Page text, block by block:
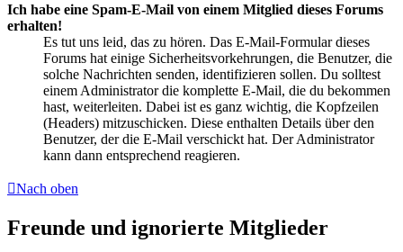
Ich habe eine Spam-E-Mail von einem Mitglied dieses Forums
erhalten!
Es tut uns leid, das zu hören. Das E-Mail-Formular dieses
Forums hat einige Sicherheitsvorkehrungen, die Benutzer, die
solche Nachrichten senden, identifizieren sollen. Du solltest
einem Administrator die komplette E-Mail, die du bekommen
hast, weiterleiten. Dabei ist es ganz wichtig, die Kopfzeilen
(Headers) mitzuschicken. Diese enthalten Details über den
Benutzer, der die E-Mail verschickt hat. Der Administrator
kann dann entsprechend reagieren.
Nach oben
Freunde und ignorierte Mitglieder